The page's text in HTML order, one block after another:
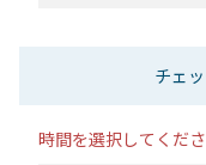
チェ
時間を選択してくだ